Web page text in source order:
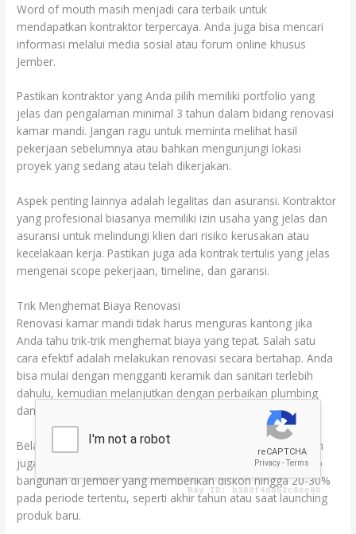
Word of mouth masih menjadi cara terbaik untuk
mendapatkan kontraktor terpercaya. Anda juga bisa mencari
informasi melalui media sosial atau forum online khusus
Jember.
Pastikan kontraktor yang Anda pilih memiliki portfolio yang
jelas dan pengalaman minimal 3 tahun dalam bidang renovasi
kamar mandi. Jangan ragu untuk meminta melihat hasil
pekerjaan sebelumnya atau bahkan mengunjungi lokasi
proyek yang sedang atau telah dikerjakan.
Aspek penting lainnya adalah legalitas dan asuransi. Kontraktor
yang profesional biasanya memiliki izin usaha yang jelas dan
asuransi untuk melindungi klien dari risiko kerusakan atau
kecelakaan kerja. Pastikan juga ada kontrak tertulis yang jelas
mengenai scope pekerjaan, timeline, dan garansi.
Trik Menghemat Biaya Renovasi
Renovasi kamar mandi tidak harus menguras kantong jika
Anda tahu trik-trik menghemat biaya yang tepat. Salah satu
cara efektif adalah melakukan renovasi secara bertahap. Anda
bisa mulai dengan mengganti keramik dan sanitari terlebih
dahulu, kemudian melanjutkan dengan perbaikan plumbing
dan electrical di tahap berikutnya.
Belanja material saat ada promo atau diskon besar-besaran
juga bisa menghemat budget secara signifikan. Banyak toko
bangunan di Jember yang memberikan diskon hingga 20-30%
pada periode tertentu, seperti akhir tahun atau saat launching
produk baru.